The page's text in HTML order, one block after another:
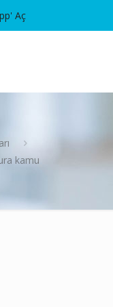
Aç
kamu